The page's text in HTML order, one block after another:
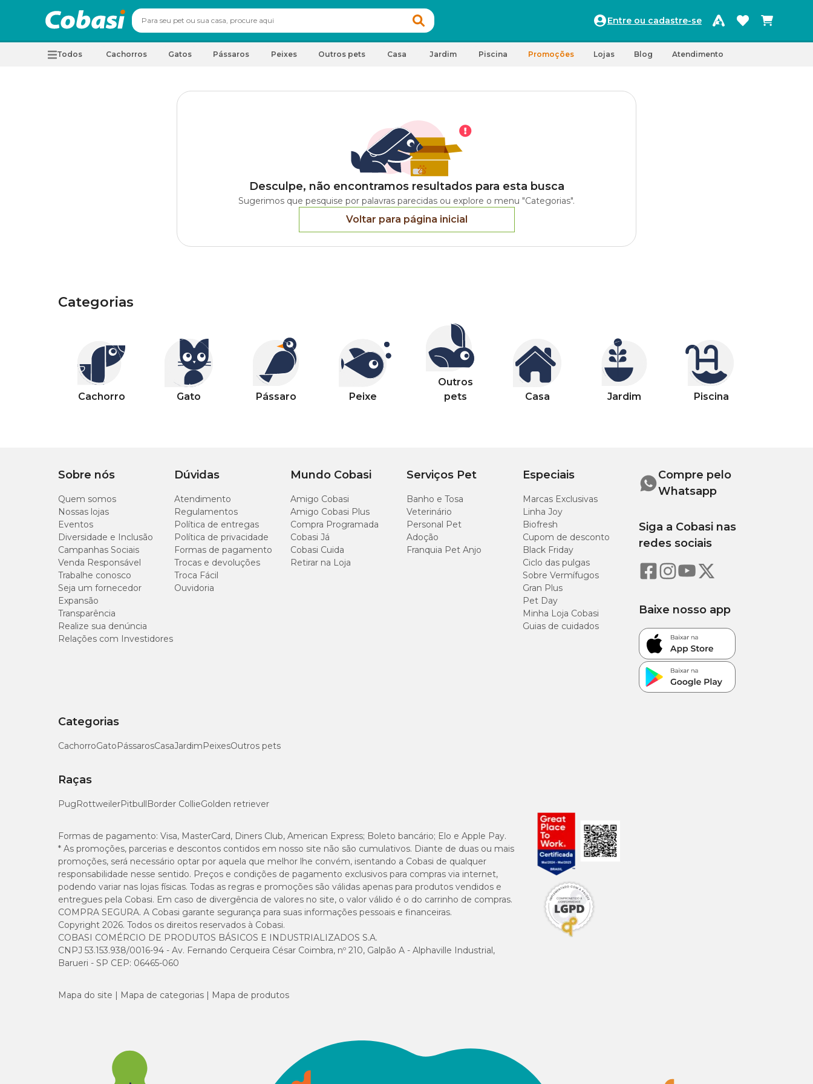
Entre ou cadastre-se
Todos Cachorros Gatos Pássaros Peixes Outros pets Casa Jardim Piscina Promoções Lojas Blog Atendimento
Desculpe, não encontramos resultados para esta busca
Sugerimos que pesquise por palavras parecidas ou explore o menu "Categorias".
Voltar para página inicial
Categorias
Cachorro Gato Pássaro Peixe
Outros
pets
Casa Jardim Piscina
Sobre nós
Quem somos
Nossas lojas
Eventos
Diversidade e Inclusão
Campanhas Sociais
Venda Responsável
Trabalhe conosco
Seja um fornecedor
Expansão
Transparência
Realize sua denúncia
Relações com Investidores
Dúvidas
Atendimento
Regulamentos
Política de entregas
Política de privacidade
Formas de pagamento
Trocas e devoluções
Troca Fácil
Ouvidoria
Mundo Cobasi
Amigo Cobasi
Amigo Cobasi Plus
Compra Programada
Cobasi Já
Cobasi Cuida
Retirar na Loja
Serviços Pet
Banho e Tosa
Veterinário
Personal Pet
Adoção
Franquia Pet Anjo
Especiais
Marcas Exclusivas
Linha Joy
Biofresh
Cupom de desconto
Black Friday
Ciclo das pulgas
Sobre Vermífugos
Gran Plus
Pet Day
Minha Loja Cobasi
Guias de cuidados
Categorias
CachorroGatoPássarosCasaJardimPeixesOutros pets
Raças
PugRottweilerPitbullBorder CollieGolden retriever
Compre pelo
Whatsapp
Siga a Cobasi nas
redes sociais
Baixe nosso app
Formas de pagamento: Visa, MasterCard, Diners Club, American Express; Boleto bancário; Elo e Apple Pay.
* As promoções, parcerias e descontos contidos em nosso site não são cumulativos. Diante de duas ou mais
promoções, será necessário optar por aquela que melhor lhe convém, isentando a Cobasi de qualquer
responsabilidade nesse sentido. Preços e condições de pagamento exclusivos para compras via internet,
podendo variar nas lojas físicas. Todas as regras e promoções são válidas apenas para produtos vendidos e
entregues pela Cobasi. Em caso de divergência de valores no site, o valor válido é o do carrinho de compras.
COMPRA SEGURA. A Cobasi garante segurança para suas informações pessoais e financeiras.
Copyright 2026. Todos os direitos reservados à Cobasi.
COBASI COMÉRCIO DE PRODUTOS BÁSICOS E INDUSTRIALIZADOS S.A.
CNPJ 53.153.938/0016-94 - Av. Fernando Cerqueira César Coimbra, nº 210, Galpão A - Alphaville Industrial,
Barueri - SP CEP: 06465-060
Mapa do site Mapa de categorias Mapa de produtos